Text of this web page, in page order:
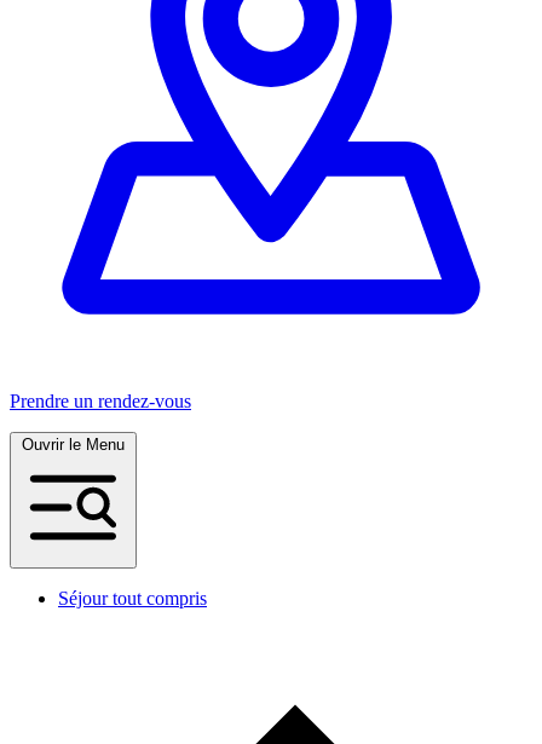
Prendre un rendez-vous
Séjour tout compris